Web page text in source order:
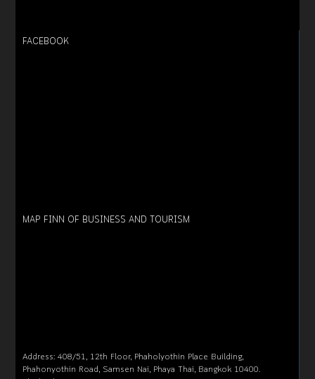
FACEBOOK
MAP FINN OF BUSINESS AND TOURISM
Address: 408/51, 12th Floor, Phaholyothin Place Building,
Phahonyothin Road, Samsen Nai, Phaya Thai, Bangkok 10400.